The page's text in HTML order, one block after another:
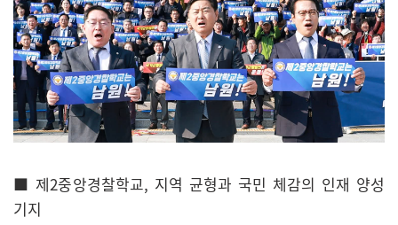
■ 제2중앙경찰학교, 지역 균형과 국민 체감의 인재 양성
기지